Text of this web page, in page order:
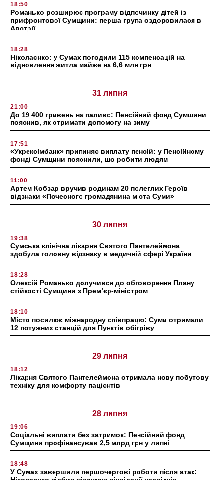
18:50
Романько розширює програму відпочинку дітей із
прифронтової Сумщини: перша група оздоровилася в
Австрії
18:28
Ніколаєнко: у Сумах погодили 115 компенсацій на
відновлення житла майже на 6,6 млн грн
31 липня
21:00
До 19 400 гривень на паливо: Пенсійний фонд Сумщини
пояснив, як отримати допомогу на зиму
17:51
«Укрексімбанк» припиняє виплату пенсій: у Пенсійному
фонді Сумщини пояснили, що робити людям
11:00
Артем Кобзар вручив родинам 20 полеглих Героїв
відзнаки «Почесного громадянина міста Суми»
30 липня
19:38
Сумська клінічна лікарня Святого Пантелеймона
здобула головну відзнаку в медичній сфері України
18:28
Олексій Романько долучився до обговорення Плану
стійкості Сумщини з Прем’єр-міністром
18:10
Місто посилює міжнародну співпрацю: Суми отримали
12 потужних станцій для Пунктів обігріву
29 липня
18:12
Лікарня Святого Пантелеймона отримала нову побутову
техніку для комфорту пацієнтів
28 липня
19:06
Соціальні виплати без затримок: Пенсійний фонд
Сумщини профінансував 2,5 млрд грн у липні
18:48
У Сумах завершили першочергові роботи після атак: